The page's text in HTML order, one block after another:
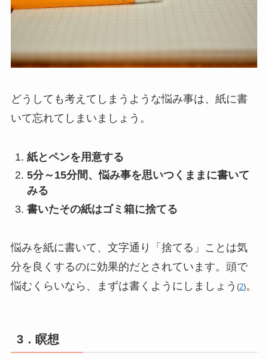
どうしても考えてしまうような悩み事は、紙に書
いて忘れてしまいましょう。
紙とペンを用意する
5分～15分間、悩み事を思いつくままに書いて
みる
書いたその紙はゴミ箱に捨てる
悩みを紙に書いて、文字通り「捨てる」ことは気
分を良くするのに効果的だとされています。頭で
悩むくらいなら、まずは書くようにしましょう (2)。
3．瞑想